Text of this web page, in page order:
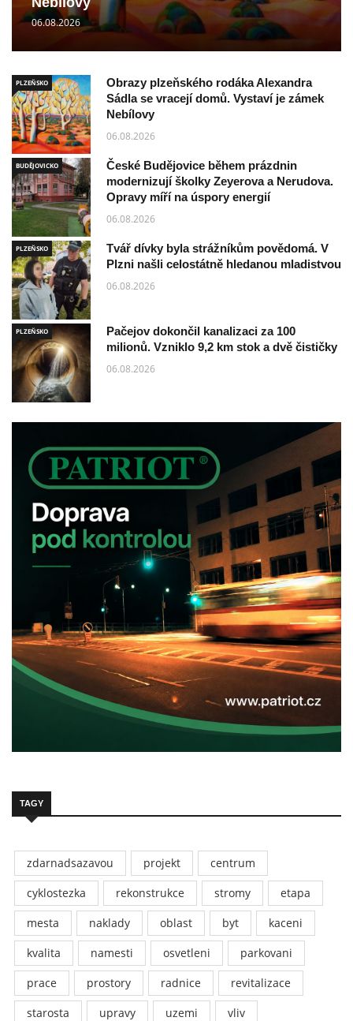
06.08.2026
PLZEŇSKO
Obrazy plzeňského rodáka Alexandra
Sádla se vracejí domů. Vystaví je zámek
Nebílovy
06.08.2026
BUDĚJOVICKO
České Budějovice během prázdnin
modernizují školky Zeyerova a Nerudova.
Opravy míří na úspory energií
06.08.2026
PLZEŇSKO
Tvář dívky byla strážníkům povědomá. V
Plzni našli celostátně hledanou mladistvou
06.08.2026
PLZEŇSKO
Pačejov dokončil kanalizaci za 100
milionů. Vzniklo 9,2 km stok a dvě čističky
06.08.2026
TAGY
zdarnadsazavou projekt
centrum
cyklostezka
rekonstrukce stromy
etapa
mesta
naklady oblast byt
kaceni
kvalita
namesti osvetleni
parkovani
prace
prostory radnice
revitalizace
starosta
upravy uzemi
vliv